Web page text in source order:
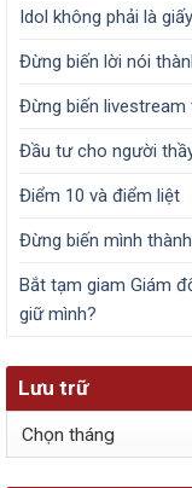
Idol không phải là
Đừng biến lời nói
Đừng biến livestream
Đầu tư cho người
Điểm 10 và điểm liệt
Đừng biến mình
Bắt tạm giam Giám
giữ mình?
Lưu trữ
Lưu